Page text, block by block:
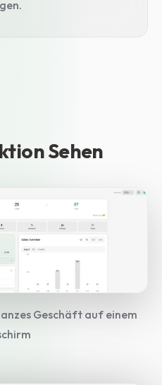
Sehen
Geschäft auf einem